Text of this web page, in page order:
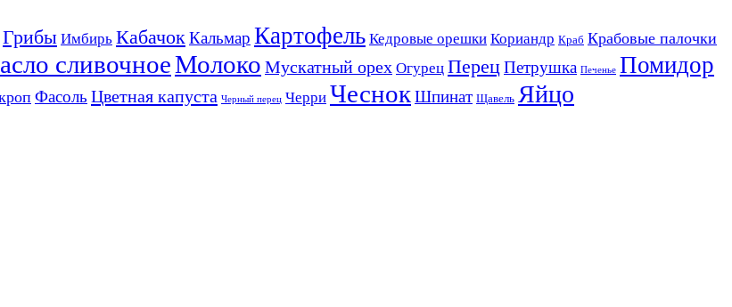
Грибы Имбирь КабачокКальмар Картофель Кедровые орешки Кориандр Краб Крабовые палочки
сливочноеМолоко Мускатный орех Огурец ПерецПетрушка Печенье Помидор
Фасоль Цветная капуста Черный перец Черри ЧеснокШпинат Щавель Яйцо